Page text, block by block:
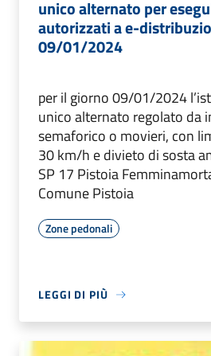
unico alternato per
autorizzati a e-
09/01/2024
per il giorno 09/01/2024
unico alternato regolato da
semaforico o movieri, con
30 km/h e divieto di sosta
SP 17 Pistoia
Comune Pistoia
Zone pedonali
LEGGI DI PIÙ